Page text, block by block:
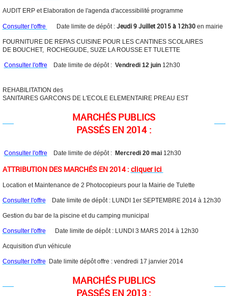
AUDIT ERP et Elaboration de l'agenda d'accessibilité programme
Consulter l'offre Date limite de dépôt : Jeudi 9 Juillet 2015 à 12h30en mairie
FOURNITURE DE REPAS CUISINE POUR LES CANTINES SCOLAIRES
DE BOUCHET, ROCHEGUDE, SUZE LA ROUSSE ET TULETTE
Consulter l'offre Date limite de dépôt : Vendredi 12 juin 12h30
REHABILITATION des
SANITAIRES GARCONS DE L'ECOLE ELEMENTAIRE PREAU EST
MARCHÉS PUBLICS
PASSÉS EN 2014 :
Consulter l'offre Date limite de dépôt : Mercredi 20 mai 12h30
ATTRIBUTION DES MARCHÉS EN 2014 : cliquer ici
Location et Maintenance de 2 Photocopieurs pour la Mairie de Tulette
Consulter l'offre Date limite de dépôt : LUNDI 1er SEPTEMBRE 2014 à 12h30
Gestion du bar de la piscine et du camping municipal
Consulter l'offre Date limite de dépôt : LUNDI 3 MARS 2014 à 12h30
Acquisition d'un véhicule
Consulter l'offre Date limite dépôt offre : vendredi 17 janvier 2014
MARCHÉS PUBLICS
PASSÉS EN 2013 :